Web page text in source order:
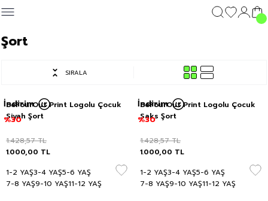
Sweatshirt
Sweatshirt
Sweatshirt
25
Şort
SIRALA
İndirim
%30
BeFourOut Print Logolu Çocuk
Siyah Şort
1.428,57TL
1.000,00 TL
1-2 YAŞ3-4 YAŞ5-6 YAŞ
7-8 YAŞ9-10 YAŞ11-12 YAŞ
İndirim
%30
BeFourOut Print Logolu Çocuk
Saks Şort
1.428,57TL
1.000,00 TL
1-2 YAŞ3-4 YAŞ5-6 YAŞ
7-8 YAŞ9-10 YAŞ11-12 YAŞ